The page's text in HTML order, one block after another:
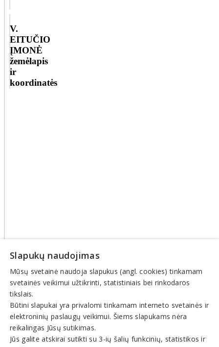
V.
EITUČIO
ĮMONĖ
žemėlapis
ir
koordinatės
© INFOMINTA, UAB. Visos teisės saugomos. Telefonas+370
6900 1551. El. paštasinfo@1551.info
Pagrindinis
Slapukų naudojimas
Mūsų svetainė naudoja slapukus (angl. cookies) tinkamam
svetainės veikimui užtikrinti, statistiniais bei rinkodaros
tikslais.
Būtini slapukai yra privalomi tinkamam interneto svetainės ir
elektroninių paslaugų veikimui. Šiems slapukams nėra
reikalingas Jūsų sutikimas.
Jūs galite atskirai sutikti su 3-ių šalių funkcinių, statistikos ir